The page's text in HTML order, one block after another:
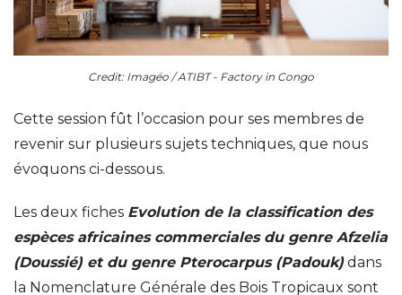
Credit: Imagéo / ATIBT - Factory in Congo
Cette session fût l’occasion pour ses membres de
revenir sur plusieurs sujets techniques, que nous
évoquons ci-dessous.
Les deux fiches Evolution de la classification des
espèces africaines commerciales du genre Afzelia
(Doussié) et du genre Pterocarpus (Padouk)dans
la Nomenclature Générale des Bois Tropicaux sont